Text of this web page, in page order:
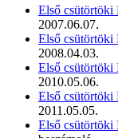
Első csütörtöki
2007.06.07.
Első csütörtöki
2008.04.03.
Első csütörtöki
2010.05.06.
Első csütörtöki
2011.05.05.
Első csütörtöki